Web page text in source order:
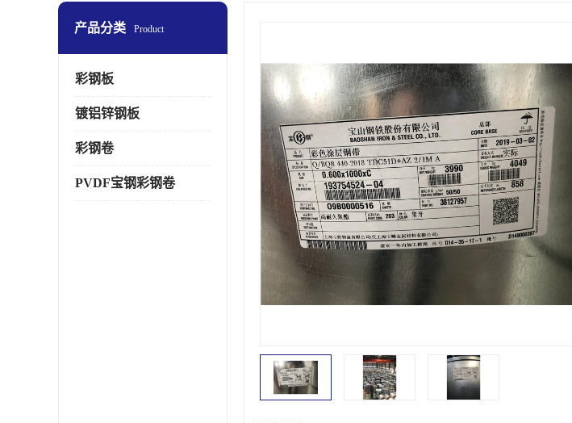
产品分类 Product
彩钢板
镀铝锌钢板
彩钢卷
PVDF宝钢彩钢卷